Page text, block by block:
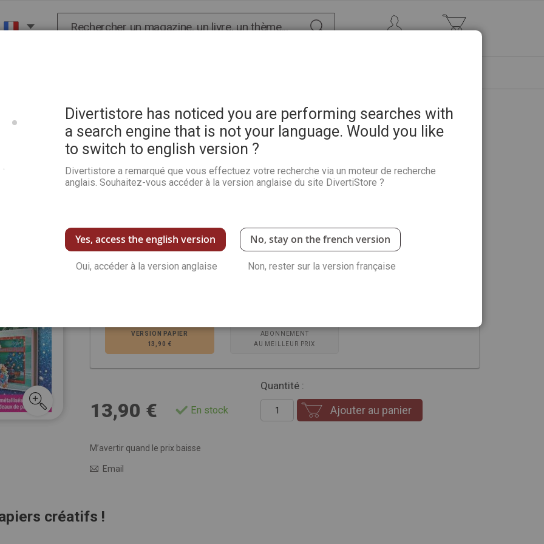
et étiquettes créatives OFFERTS
Spécial CARTES DE VŒUX 2025 + vos papiers DIY et
étiquettes créatives OFFERTS
Soyez le premier à commenter ce produit
marque-pages, des enveloppes embellies, de belles compositions décorées avec la magie du
début d'année…
Voir plus de détails
VERSION PAPIER
13,90 €
ABONNEMENT
AU MEILLEUR PRIX
13,90 € En stock
Quantité :
Ajouter au panier
M’avertir quand le prix baisse
Email
créatifs !
Divertistore has noticed you are performing searches with
a search engine that is not your language. Would you like
to switch to english version ?
Divertistore a remarqué que vous effectuez votre recherche via un moteur de recherche
anglais. Souhaitez-vous accéder à la version anglaise du site DivertiStore ?
Yes, access the english version
Oui, accéder à la version anglaise
No, stay on the french version
Non, rester sur la version française